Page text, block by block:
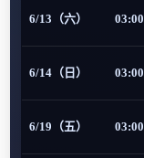
6/13（六） 03:00
6/14（日） 03:00
6/19（五） 03:00